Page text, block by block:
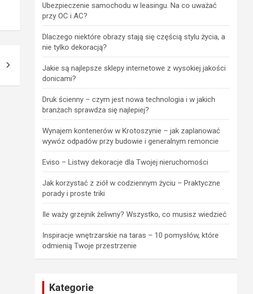
Ubezpieczenie samochodu w leasingu. Na co uważać
przy OC i AC?
Dlaczego niektóre obrazy stają się częścią stylu życia, a
nie tylko dekoracją?
Jakie są najlepsze sklepy internetowe z wysokiej jakości
donicami?
Druk ścienny – czym jest nowa technologia i w jakich
branżach sprawdza się najlepiej?
Wynajem kontenerów w Krotoszynie – jak zaplanować
wywóz odpadów przy budowie i generalnym remoncie
Eviso – Listwy dekoracje dla Twojej nieruchomości
Jak korzystać z ziół w codziennym życiu – Praktyczne
porady i proste triki
Ile waży grzejnik żeliwny? Wszystko, co musisz wiedzieć
Inspiracje wnętrzarskie na taras – 10 pomysłów, które
odmienią Twoje przestrzenie
Kategorie